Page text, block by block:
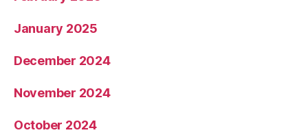
January 2025
December 2024
November 2024
October 2024